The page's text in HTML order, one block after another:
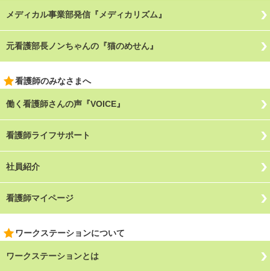
メディカル事業部発信『メディカリズム』
元看護部長ノンちゃんの『猫のめせん』
看護師のみなさまへ
働く看護師さんの声『VOICE』
看護師ライフサポート
社員紹介
看護師マイページ
ワークステーションについて
ワークステーションとは